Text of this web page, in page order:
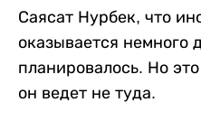
Саясат Нурбек, что
оказывается немного
планировалось. Но
он ведет не туда.